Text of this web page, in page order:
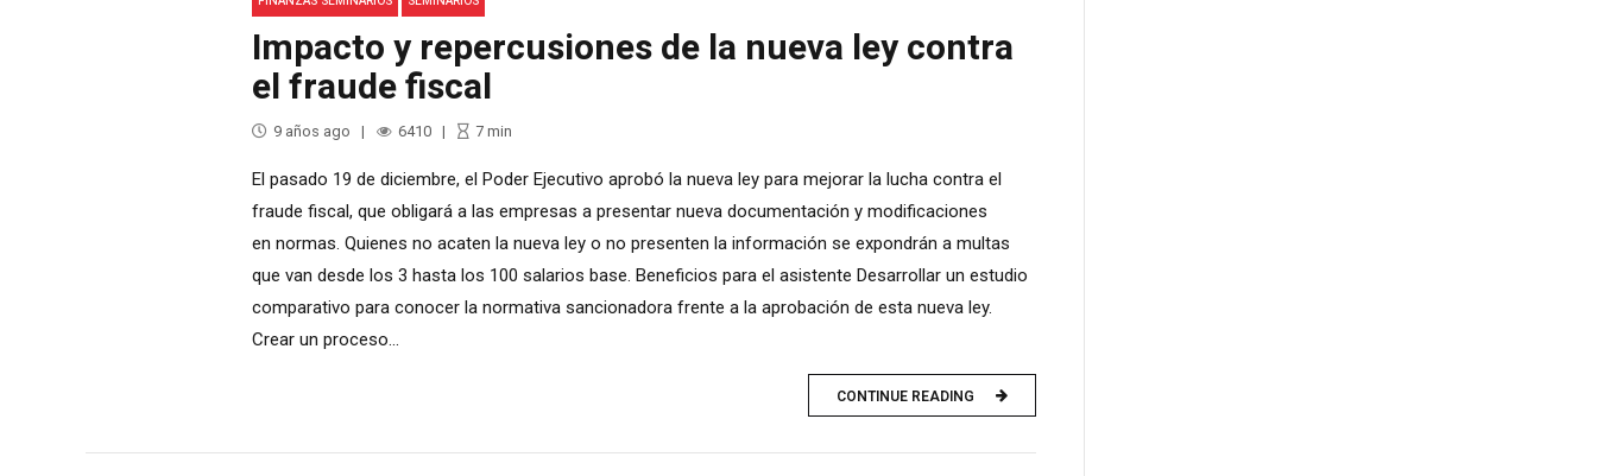
Impacto y repercusiones de la nueva ley contra
el fraude fiscal
9 años ago 6410 7min
El pasado 19 de diciembre, el Poder Ejecutivo aprobó la nueva ley para mejorar la lucha contra el
fraude fiscal, que obligará a las empresas a presentar nueva documentación y modificaciones
en normas. Quienes no acaten la nueva ley o no presenten la información se expondrán a multas
que van desde los 3 hasta los 100 salarios base. Beneficios para el asistente Desarrollar un estudio
comparativo para conocer la normativa sancionadora frente a la aprobación de esta nueva ley.
Crear un proceso...
CONTINUE READING